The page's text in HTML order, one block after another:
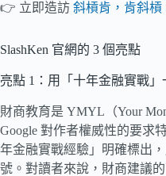
👉 立即造訪 斜槓肯，肯斜槓
SlashKen 官網的 3 個亮點
亮點 1：用「十年金融實戰
財商教育是 YMYL（Your
Google 對作者權威性的要求
年金融實戰經驗」明確標出
號。對讀者來說，財商建議